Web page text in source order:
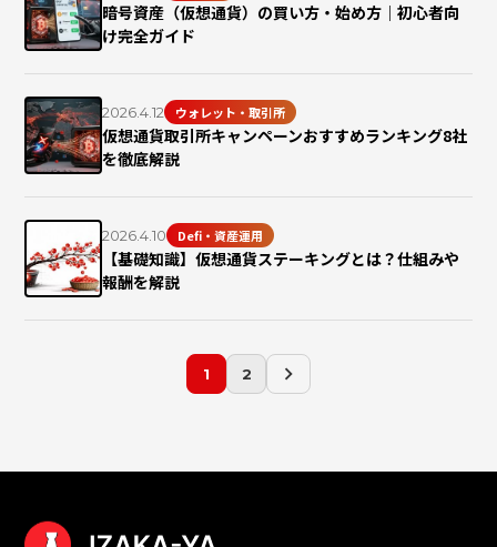
暗号資産（仮想通貨）の買い方・始め方｜初心者向
け完全ガイド
2026.4.12 ウォレット・取引所
仮想通貨取引所キャンペーンおすすめランキング8社
を徹底解説
2026.4.10 Defi・資産運用
【基礎知識】仮想通貨ステーキングとは？仕組みや
報酬を解説
投
ペ
1 2 keyboard_arrow_right